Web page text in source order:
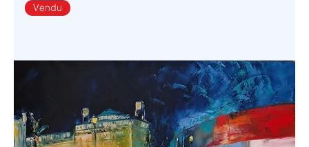
Vendu